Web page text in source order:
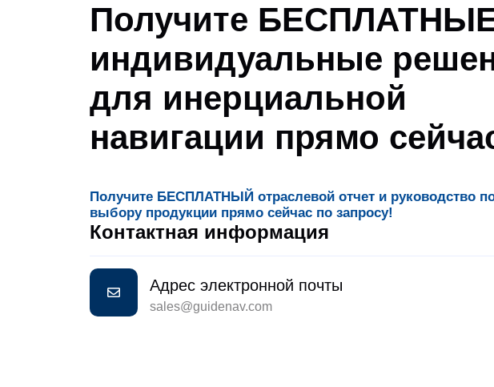
Получите
индивидуальные
для инерциальной
навигации прямо
Получите БЕСПЛАТНЫЙ отраслевой отчет и руководство
выбору продукции прямо сейчас по запросу!
Контактная информация
Адрес электронной почты
sales@guidenav.com